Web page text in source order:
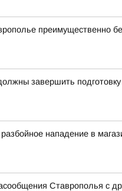
преимущественно
завершить
нападение в
Ставрополья с